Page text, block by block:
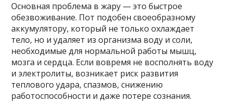
Основная проблема в жару — это быстрое
обезвоживание. Пот подобен своеобразному
аккумулятору, который не только охлаждает
тело, но и удаляет из организма воду и соли,
необходимые для нормальной работы мышц,
мозга и сердца. Если вовремя не восполнять воду
и электролиты, возникает риск развития
теплового удара, спазмов, снижению
работоспособности и даже потере сознания.